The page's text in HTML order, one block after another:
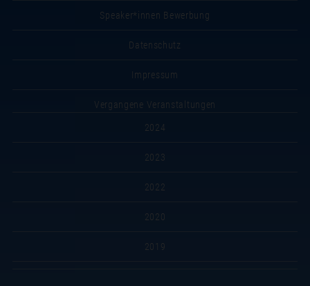
Speaker*innen Bewerbung
Datenschutz
Impressum
Vergangene Veranstaltungen
2024
2023
2022
2020
2019